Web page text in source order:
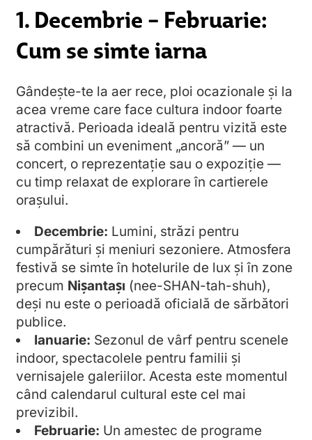
1. Decembrie – Februarie:
Cum se simte iarna
Gândește-te la aer rece, ploi ocazionale și la
acea vreme care face cultura indoor foarte
atractivă. Perioada ideală pentru vizită este
să combini un eveniment „ancoră” — un
concert, o reprezentație sau o expoziție —
cu timp relaxat de explorare în cartierele
orașului.
Decembrie: Lumini, străzi pentru
cumpărături și meniuri sezoniere. Atmosfera
festivă se simte în hotelurile de lux și în zone
precum Nişantaşı (nee-SHAN-tah-shuh),
deși nu este o perioadă oficială de sărbători
publice.
Ianuarie: Sezonul de vârf pentru scenele
indoor, spectacolele pentru familii și
vernisajele galeriilor. Acesta este momentul
când calendarul cultural este cel mai
previzibil.
Februarie: Un amestec de programe